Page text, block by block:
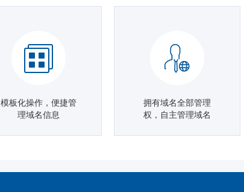
模板化操作，便捷管
理域名信息
拥有域名全部管理
权，自主管理域名